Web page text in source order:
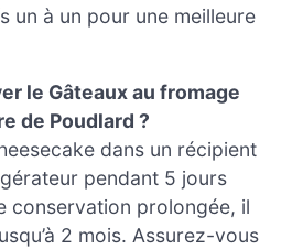
un à un pour une meilleure
le Gâteaux au fromage
de Poudlard ?
dans un récipient
pendant 5 jours
conservation prolongée, il
2 mois. Assurez-vous